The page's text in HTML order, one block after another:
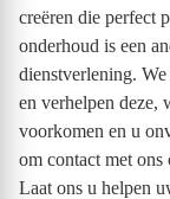
creëren die perfect
onderhoud is een
dienstverlening.
en verhelpen deze,
voorkomen en u
om contact met
Laat ons u helpen